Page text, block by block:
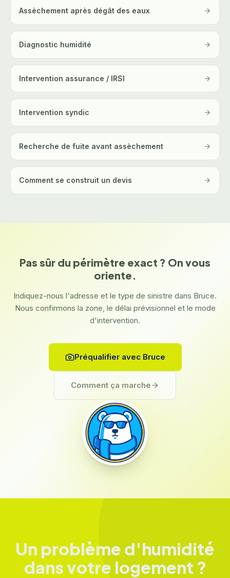
Assèchement après dégât des eaux
Diagnostic humidité
Intervention assurance / IRSI
Intervention syndic
Recherche de fuite avant assèchement
Comment se construit un devis
Pas sûr du périmètre exact ? On vous
oriente.
Indiquez-nous l'adresse et le type de sinistre dans Bruce.
Nous confirmons la zone, le délai prévisionnel et le mode
d'intervention.
Préqualifier avec Bruce
Comment ça marche
Un problème d'humidité
dans votre logement ?